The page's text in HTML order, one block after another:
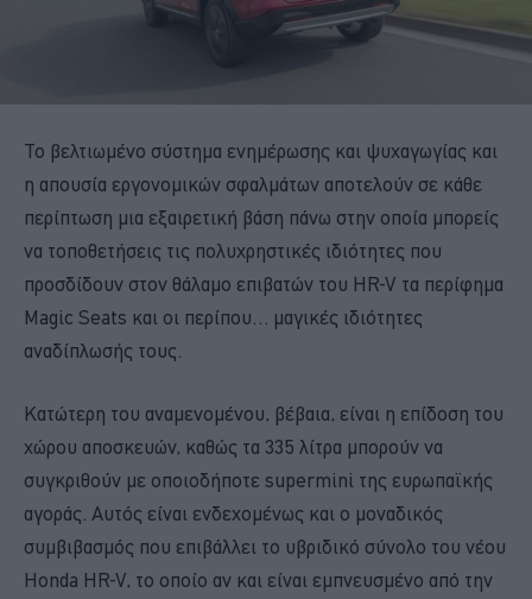
Το βελτιωμένο σύστημα ενημέρωσης και ψυχαγωγίας και
η απουσία εργονομικών σφαλμάτων αποτελούν σε κάθε
περίπτωση μια εξαιρετική βάση πάνω στην οποία μπορείς
να τοποθετήσεις τις πολυχρηστικές ιδιότητες που
προσδίδουν στον θάλαμο επιβατών του HR-V τα περίφημα
Magic Seats και οι περίπου… μαγικές ιδιότητες
αναδίπλωσής τους.
Κατώτερη του αναμενομένου, βέβαια, είναι η επίδοση του
χώρου αποσκευών, καθώς τα 335 λίτρα μπορούν να
συγκριθούν με οποιοδήποτε supermini της ευρωπαϊκής
αγοράς. Αυτός είναι ενδεχομένως και ο μοναδικός
συμβιβασμός που επιβάλλει το υβριδικό σύνολο του νέου
Honda HR-V, το οποίο αν και είναι εμπνευσμένο από την